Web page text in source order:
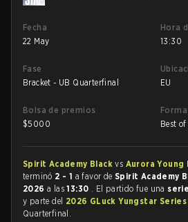
Fecha
22 May
Hora
13:30
Fase
Bracket - UB Quarterfinal
EU
Bolsa de premios
$5000
Best of
Spirit Academy Blackvs Aurora Young
terminó 2 - 1 a favor deSpirit Academy
2026 a las13:30 . El partido fue una
y parte del 2026 GLuck Yungstar Series
Quarterfinal.